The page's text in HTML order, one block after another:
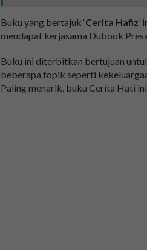
Buku yang bertajuk ‘Cerita Hafiz’
mendapat kerjasama Dubook Press.
Buku ini diterbitkan bertujuan
beberapa topik seperti
Paling menarik, buku Cerita Hati